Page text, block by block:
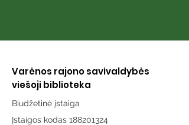
Varėnos rajono savivaldybės
viešoji biblioteka
Biudžetinė įstaiga
Įstaigos kodas 188201324